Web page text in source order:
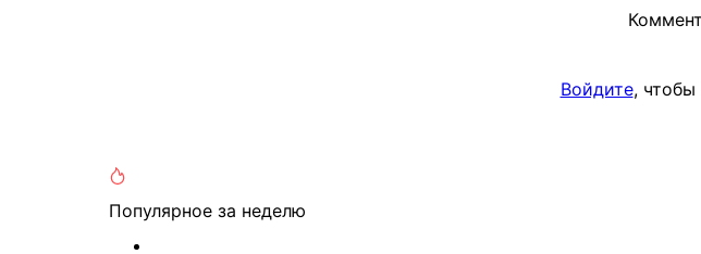
Войдите, чтобы
Популярное за неделю